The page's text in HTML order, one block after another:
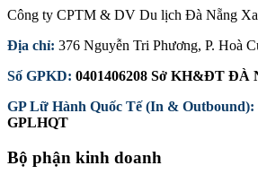
Công ty CPTM & DV Du lịch Đà Nẵng
Địa chỉ: 376 Nguyễn Tri Phương, P. Hoà
Số GPKD: 0401406208 Sở KH&ĐT ĐÀ
GP Lữ Hành Quốc Tế (In & Outbound):
GPLHQT
Bộ phận kinh doanh